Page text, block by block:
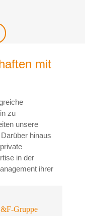
mit
zu
unsere
hinaus
in der
ihrer
Gruppe